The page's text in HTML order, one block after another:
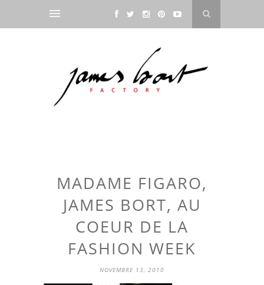
MADAME FIGARO,
JAMES BORT, AU
COEUR DE LA
FASHION WEEK
NOVEMBRE 13, 2010